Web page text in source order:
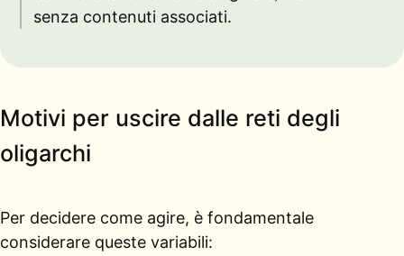
senza contenuti associati.
Motivi per uscire dalle reti degli
oligarchi
Per decidere come agire, è fondamentale
considerare queste variabili: